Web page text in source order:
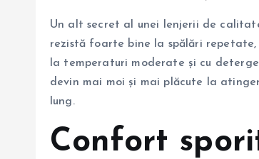
Un alt secret al unei lenjerii de
rezistă foarte bine la spălări
la temperaturi moderate și cu
devin mai moi și mai plăcute la
lung.
Confort